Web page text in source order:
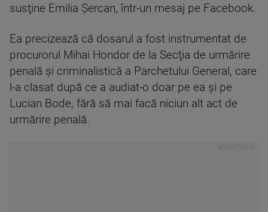
susţine Emilia Şercan, într-un mesaj pe Facebook.
Ea precizează că dosarul a fost instrumentat de
procurorul Mihai Hondor de la Secţia de urmărire
penală şi criminalistică a Parchetului General, care
l-a clasat după ce a audiat-o doar pe ea şi pe
Lucian Bode, fără să mai facă niciun alt act de
urmărire penală.